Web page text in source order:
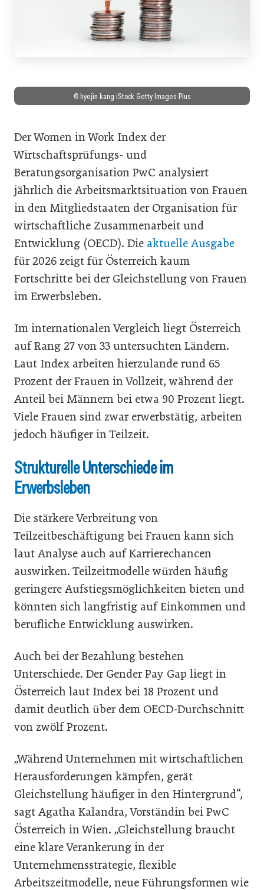
© hyejin kang iStock Getty Images Plus
Der Women in Work Index der
Wirtschaftsprüfungs- und
Beratungsorganisation PwC analysiert
jährlich die Arbeitsmarktsituation von Frauen
in den Mitgliedstaaten der Organisation für
wirtschaftliche Zusammenarbeit und
Entwicklung (OECD). Die aktuelle Ausgabe
für 2026 zeigt für Österreich kaum
Fortschritte bei der Gleichstellung von Frauen
im Erwerbsleben.
Im internationalen Vergleich liegt Österreich
auf Rang 27 von 33 untersuchten Ländern.
Laut Index arbeiten hierzulande rund 65
Prozent der Frauen in Vollzeit, während der
Anteil bei Männern bei etwa 90 Prozent liegt.
Viele Frauen sind zwar erwerbstätig, arbeiten
jedoch häufiger in Teilzeit.
Strukturelle Unterschiede im
Erwerbsleben
Die stärkere Verbreitung von
Teilzeitbeschäftigung bei Frauen kann sich
laut Analyse auch auf Karrierechancen
auswirken. Teilzeitmodelle würden häufig
geringere Aufstiegsmöglichkeiten bieten und
könnten sich langfristig auf Einkommen und
berufliche Entwicklung auswirken.
Auch bei der Bezahlung bestehen
Unterschiede. Der Gender Pay Gap liegt in
Österreich laut Index bei 18 Prozent und
damit deutlich über dem OECD-Durchschnitt
von zwölf Prozent.
„Während Unternehmen mit wirtschaftlichen
Herausforderungen kämpfen, gerät
Gleichstellung häufiger in den Hintergrund“,
sagt Agatha Kalandra, Vorständin bei PwC
Österreich in Wien. „Gleichstellung braucht
eine klare Verankerung in der
Unternehmensstrategie, flexible
Arbeitszeitmodelle, neue Führungsformen wie